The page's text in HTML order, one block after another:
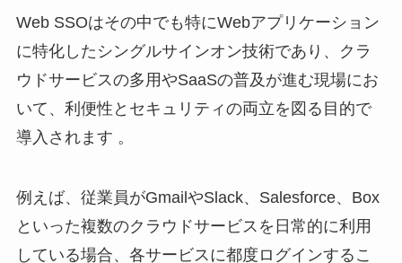
Web SSOはその中でも特にWebアプリケーション
に特化したシングルサインオン技術であり、クラ
ウドサービスの多用やSaaSの普及が進む現場にお
いて、利便性とセキュリティの両立を図る目的で
導入されます 。
例えば、従業員がGmailやSlack、Salesforce、Box
といった複数のクラウドサービスを日常的に利用
している場合、各サービスに都度ログインするこ